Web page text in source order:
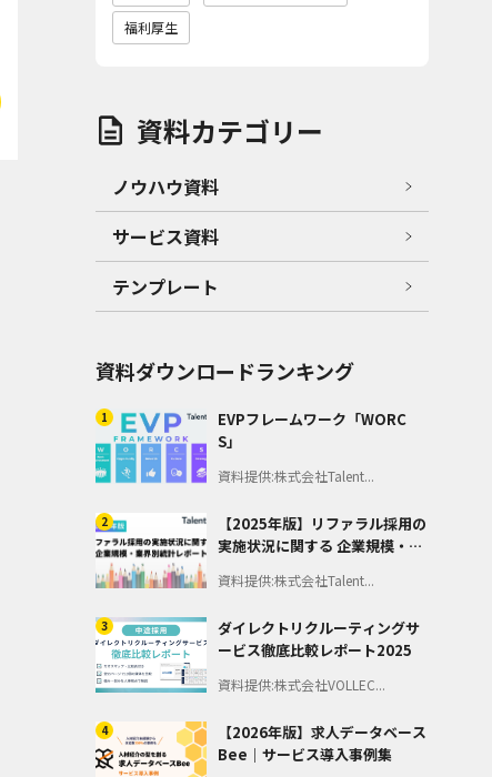
福利厚生
資料カテゴリー
ノウハウ資料
サービス資料
テンプレート
資料ダウンロードランキング
1
EVPフレームワーク「WORC
S」
資料提供:株式会社Talent...
2
【2025年版】リファラル採用の
実施状況に関する 企業規模・業
資料提供:株式会社Talent...
3
ダイレクトリクルーティングサ
ービス徹底比較レポート2025
資料提供:株式会社VOLLEC...
4
【2026年版】求人データベース
Bee｜サービス導入事例集